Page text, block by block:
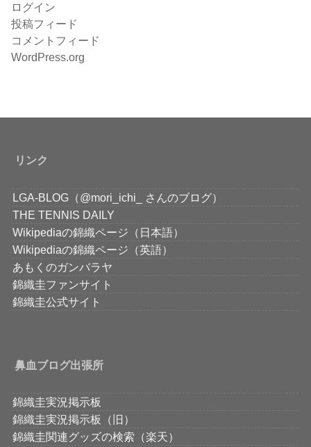
ログイン
投稿フィード
コメントフィード
WordPress.org
リンク
LGA-BLOG（@mori_ichi_ さんのブログ）
THE TENNIS DAILY
Wikipediaの錦織ページ（日本語）
Wikipediaの錦織ページ（英語）
あもくのガンバラヤ
錦織圭ファンサイト
錦織圭公式サイト
鼻血ブログ出張所
錦織圭実況掲示板
錦織圭実況掲示板（旧）
錦織圭関連グッズの検索（楽天）